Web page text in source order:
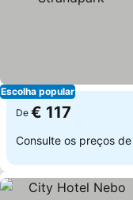
Escolha popular
De € 117
Consulte os preços de